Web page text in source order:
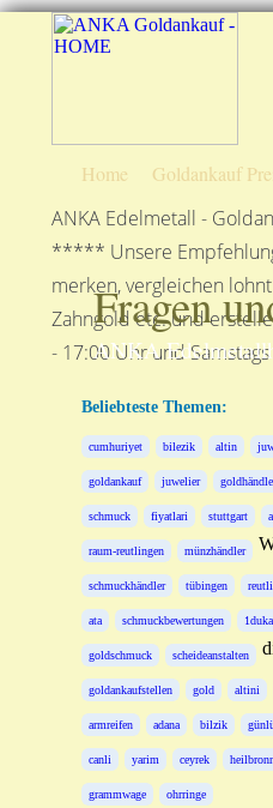
Home Goldankauf
ANKA Edelmetall -
***** Unsere
merken, vergleichen
Zahngold etc. und
- 17:00 Uhr und
Fragen
ANKA
Beliebteste Themen:
cumhuriyet bilezik altin
goldankauf juwelier
schmuck fiyatlari stuttgart
raum-reutlingen münzhändler
schmuckhändler tübingen
ata schmuckbewertungen
goldschmuck scheideanstalten
goldankaufstellen gold altini
armreifen adana bilzik
canli yarim ceyrek
grammwage ohrringe